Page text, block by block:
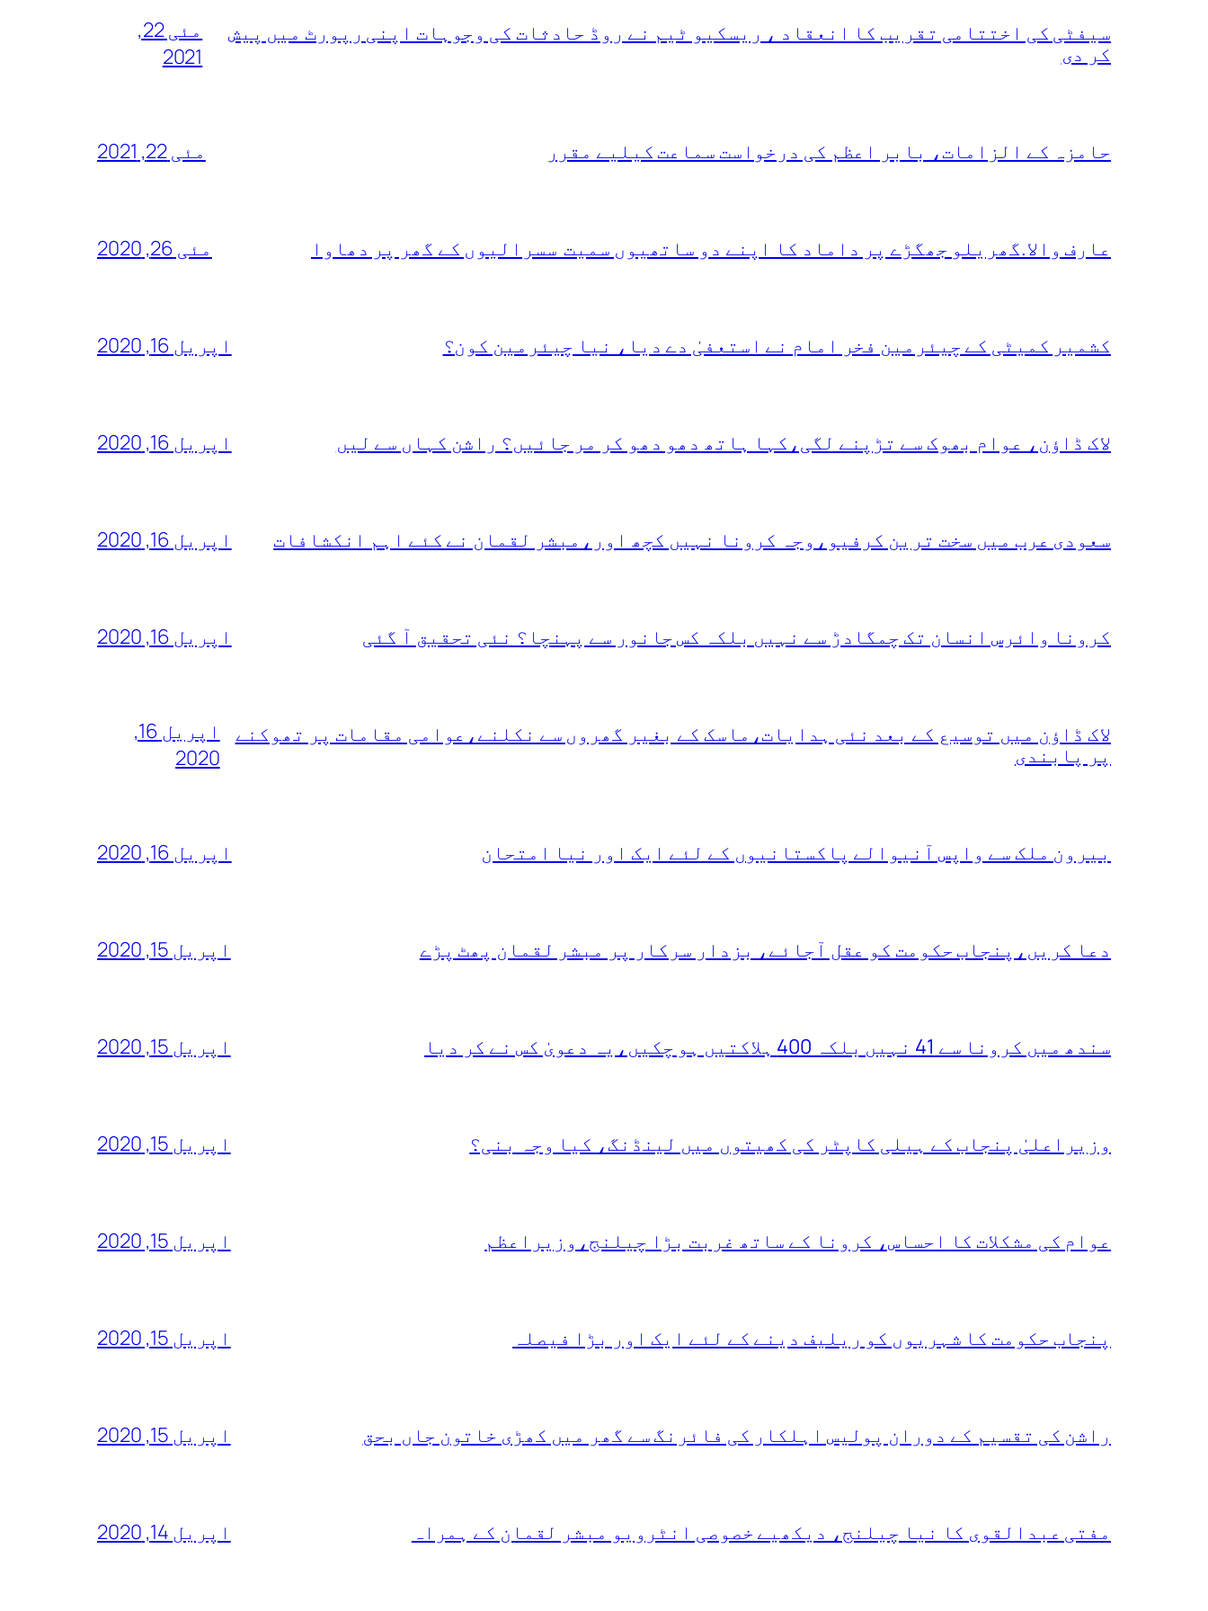
سیفٹی کی اختتامی تقریب کا انعقاد ، ریسکیو ٹیم نے روڈ حادثات کی وجوہات اپنی رپورٹ میں پیش
کر دی
مئی 22,
2021
حامزہ کے الزامات، بابر اعظم کی درخواست سماعت کیلیے مقرر مئی 22, 2021
عارف والا.گھریلو جھگڑے پر داماد کا اپنے دو ساتھیوں سمیت سسرالیوں کے گھر پر دھاوا مئی 26, 2020
کشمیر کمیٹی کے چیئرمین فخر امام نے استعفیٰ دے دیا، نیا چیئرمین کون؟ اپریل 16, 2020
لاک ڈاؤن، عوام بھوک سے تڑپنے لگی،کہا ہاتھ دھو دھو کر مر جائیں؟ راشن کہاں سے لیں اپریل 16, 2020
سعودی عرب میں سخت ترین کرفیو،وجہ کرونا نہیں کچھ اور،مبشر لقمان نے کئے اہم انکشافات اپریل 16, 2020
کرونا وائرس انسان تک چمگادڑ سے نہیں بلکہ کس جانور سے پہنچا؟ نئی تحقیق آ گئی اپریل 16, 2020
لاک ڈاؤن میں توسیع کے بعد نئی ہدایات،ماسک کے بغیر گھروں سے نکلنے،عوامی مقامات پر تھوکنے
پر پابندی
اپریل 16,
2020
بیرون ملک سے واپس آنیوالے پاکستانیوں کے لئے ایک اور نیا امتحان اپریل 16, 2020
دعا کریں،پنجاب حکومت کو عقل آجائے، بزدار سرکار پر مبشر لقمان پھٹ پڑے اپریل 15, 2020
سندھ میں کرونا سے 41 نہیں بلکہ 400 ہلاکتیں ہو چکیں،یہ دعویٰ کس نے کر دیا اپریل 15, 2020
وزیراعلیٰ پنجاب کے ہیلی کاپٹر کی کھیتوں میں لینڈنگ، کیا وجہ بنی؟ اپریل 15, 2020
عوام کی مشکلات کا احساس، کرونا کے ساتھ غربت بڑا چیلنج،وزیراعظم اپریل 15, 2020
پنجاب حکومت کا شہریوں کو ریلیف دینے کے لئے ایک اور بڑا فیصلہ اپریل 15, 2020
راشن کی تقسیم کے دوران پولیس اہلکار کی فائرنگ سے گھر میں کھڑی خاتون جاں بحق اپریل 15, 2020
مفتی عبدالقوی کا نیا چیلنج، دیکھیے خصوصی انٹرویو مبشر لقمان کے ہمراہ اپریل 14, 2020